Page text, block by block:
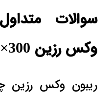
سوالات
وکس رزین 300×40 میلی‌ متر
ریبون وکس رزین